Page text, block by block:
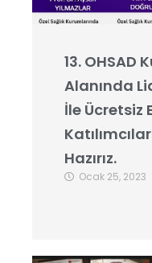
13. OHSAD
Alanında
İle Ücretsiz
Hazırız.
Ocak 25, 2023